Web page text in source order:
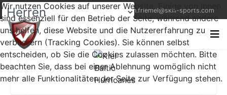
+49 (0) 1522 9521823 thorsten.friemel@skill-sports.com
Wir nutzen Cookies auf unserer Website. Einige von ihnen
sind essenziell für den Betrieb der Seite, während andere
uns helfen, diese Website und die Nutzererfahrung zu
verbessern (Tracking Cookies). Sie können selbst
entscheiden, ob Sie die Cookies zulassen möchten. Bitte
beachten Sie, dass bei einer Ablehnung womöglich nicht
mehr alle Funktionalitäten der Seite zur Verfügung stehen.